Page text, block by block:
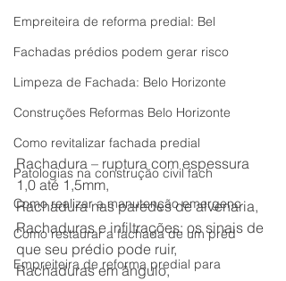
Empreiteira de reforma predial: Bel
Fachadas prédios podem gerar risco
Limpeza de Fachada: Belo Horizonte
Construções Reformas Belo Horizonte
Como revitalizar fachada predial
Patologias na construção civil fach
Como realizar a manutenção emergenc
Como restaurar a fachada de um préd
Empreiteira de reforma predial para
Rachadura – ruptura com espessura
1,0 até 1,5mm,
Rachadura nas paredes de alvenaria,
Rachaduras e infiltrações: os sinais de
que seu prédio pode ruir,
Rachaduras em ângulo,